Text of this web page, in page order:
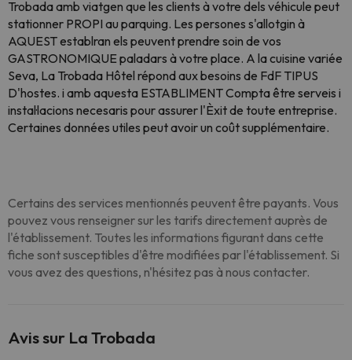
Trobada amb viatgen que les clients à votre dels véhicule peut
stationner PROPI au parquing. Les persones s'allotgin à
AQUEST establran els peuvent prendre soin de vos
GASTRONOMIQUE paladars à votre place. A la cuisine variée
Seva, La Trobada Hôtel répond aux besoins de FdF TIPUS
D'hostes. i amb aquesta ESTABLIMENT Compta être serveis i
instal·lacions necesaris pour assurer l'Èxit de toute entreprise.
Certaines données utiles peut avoir un coût supplémentaire.
Certains des services mentionnés peuvent être payants. Vous
pouvez vous renseigner sur les tarifs directement auprès de
l'établissement. Toutes les informations figurant dans cette
fiche sont susceptibles d'être modifiées par l'établissement. Si
vous avez des questions, n'hésitez pas à nous contacter.
Avis sur La Trobada